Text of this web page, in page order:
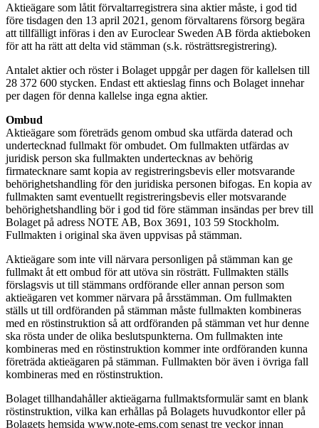
Aktieägare som låtit förvaltarregistrera sina aktier måste, i god tid
före tisdagen den 13 april 2021, genom förvaltarens försorg begära
att tillfälligt införas i den av Euroclear Sweden AB förda aktieboken
för att ha rätt att delta vid stämman (s.k. rösträttsregistrering).
Antalet aktier och röster i Bolaget uppgår per dagen för kallelsen till
28 372 600 stycken. Endast ett aktieslag finns och Bolaget innehar
per dagen för denna kallelse inga egna aktier.
Ombud
Aktieägare som företräds genom ombud ska utfärda daterad och
undertecknad fullmakt för ombudet. Om fullmakten utfärdas av
juridisk person ska fullmakten undertecknas av behörig
firmatecknare samt kopia av registreringsbevis eller motsvarande
behörighetshandling för den juridiska personen bifogas. En kopia av
fullmakten samt eventuellt registreringsbevis eller motsvarande
behörighetshandling bör i god tid före stämman insändas per brev till
Bolaget på adress NOTE AB, Box 3691, 103 59 Stockholm.
Fullmakten i original ska även uppvisas på stämman.
Aktieägare som inte vill närvara personligen på stämman kan ge
fullmakt åt ett ombud för att utöva sin rösträtt. Fullmakten ställs
förslagsvis ut till stämmans ordförande eller annan person som
aktieägaren vet kommer närvara på årsstämman. Om fullmakten
ställs ut till ordföranden på stämman måste fullmakten kombineras
med en röstinstruktion så att ordföranden på stämman vet hur denne
ska rösta under de olika beslutspunkterna. Om fullmakten inte
kombineras med en röstinstruktion kommer inte ordföranden kunna
företräda aktieägaren på stämman. Fullmakten bör även i övriga fall
kombineras med en röstinstruktion.
Bolaget tillhandahåller aktieägarna fullmaktsformulär samt en blank
röstinstruktion, vilka kan erhållas på Bolagets huvudkontor eller på
Bolagets hemsida www.note-ems.com senast tre veckor innan